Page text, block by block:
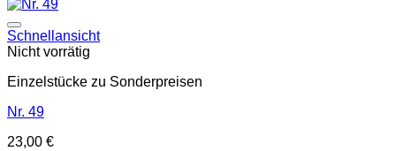
Schnellansicht
Nicht vorrätig
Einzelstücke zu Sonderpreisen
Nr. 49
23,00 €